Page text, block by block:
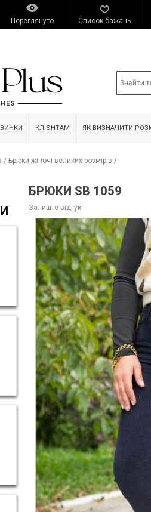
Переглянуто Список бажань
КЛІЄНТАМ ЯК ВИЗНАЧИТИ
/ Брюки жіночі великих розмірів /
БРЮКИ SB 1059
Залиште відгук